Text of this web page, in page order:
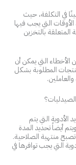
في التكلفة، حيث
التي يجب فيها
المتعلقة بالتخزين
الأخطاء التي يمكن أن
المطلوبة بشكل
التي يتم
أيضاً تحديد المدة
تصبح منتهية الصلاحية.
التي يجب توافرها في